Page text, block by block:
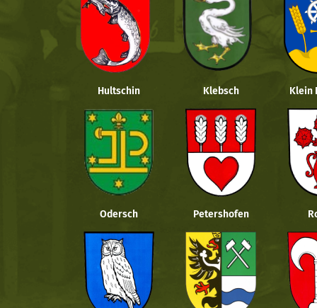
Hultschin Klebsch Klein
Odersch Petershofen